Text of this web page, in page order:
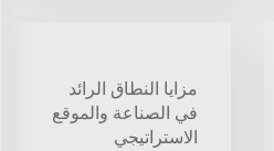
مزايا النطاق الرائد
في الصناعة والموقع
الاستراتيجي